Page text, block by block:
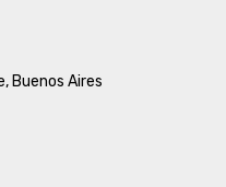
Buenos Aires